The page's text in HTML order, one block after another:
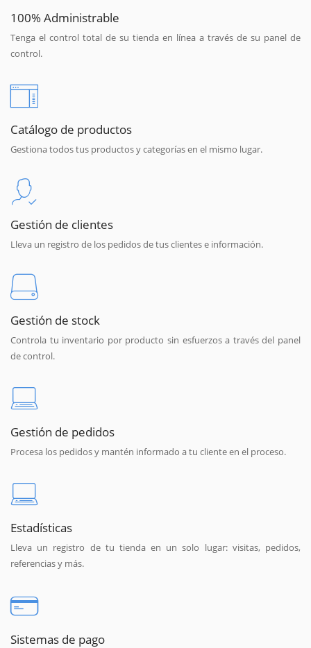
100% Administrable
Tenga el control total de su tienda en línea a través de su panel de
control.
Catálogo de productos
Gestiona todos tus productos y categorías en el mismo lugar.
Gestión de clientes
Lleva un registro de los pedidos de tus clientes e información.
Gestión de stock
Controla tu inventario por producto sin esfuerzos a través del panel
de control.
Gestión de pedidos
Procesa los pedidos y mantén informado a tu cliente en el proceso.
Estadísticas
Lleva un registro de tu tienda en un solo lugar: visitas, pedidos,
referencias y más.
Sistemas de pago